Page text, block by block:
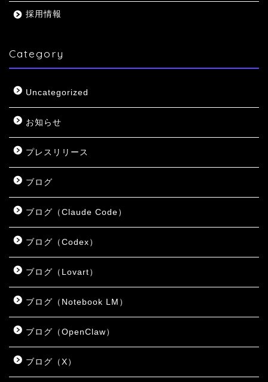
採用情報
Category
Uncategorized
お知らせ
プレスリリース
ブログ
ブログ（Claude Code）
ブログ（Codex）
ブログ（Lovart）
ブログ（Notebook LM）
ブログ（OpenClaw）
ブログ（X）